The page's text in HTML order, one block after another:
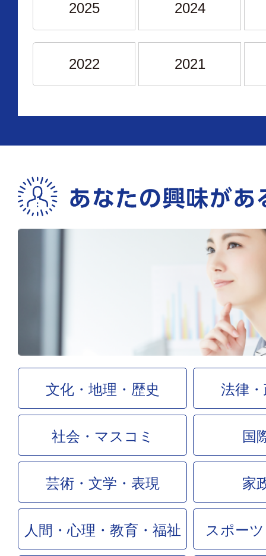
2025 2024
2022 2021
文化・地理・歴史 法律
社会・マスコミ 国
芸術・文学・表現 家
人間・心理・教育・福祉 スポー